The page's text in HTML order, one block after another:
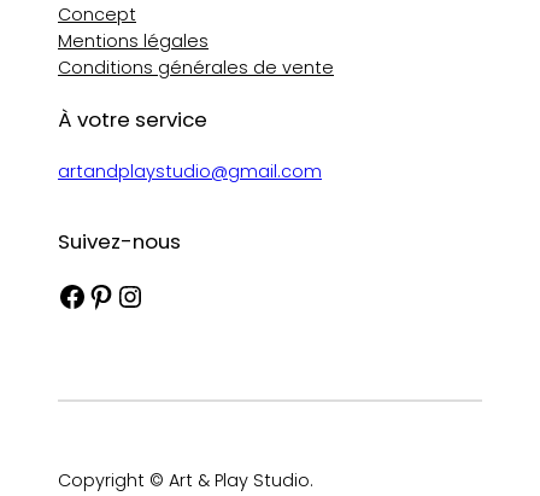
Concept
Mentions légales
Conditions générales de vente
À votre service
artandplaystudio@gmail.com
Suivez-nous
Facebook Pinterest Instagram
Copyright © Art & Play Studio.